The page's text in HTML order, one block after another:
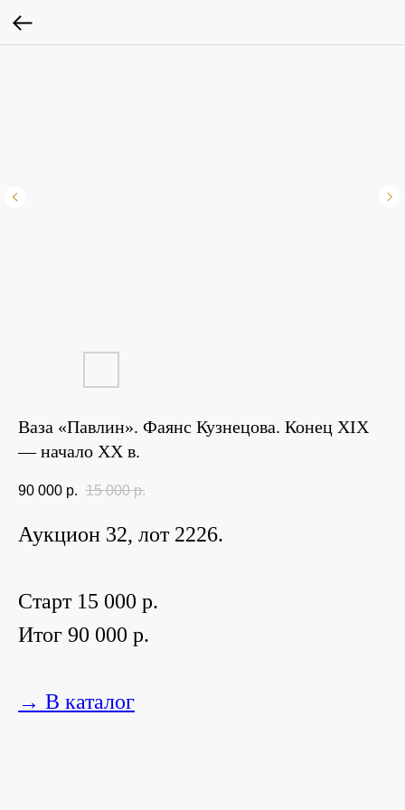
Ваза «Павлин». Фаянс Кузнецова. Конец XIX
— начало ХХ в.
90 000 р. 15 000 р.
Аукцион 32, лот 2226.
Старт 15 000 р.
Итог 90 000 р.
→ В каталог